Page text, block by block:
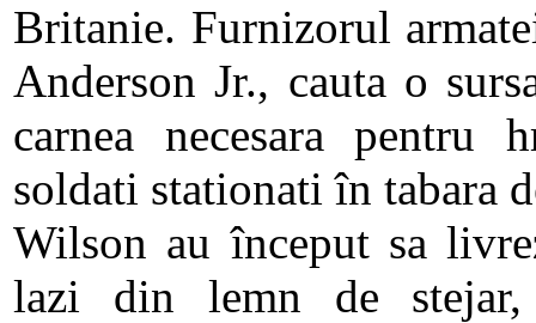
Britanie. Furnizorul
Anderson Jr., cauta o
carnea necesara pentru
soldati stationati în tabara
Wilson au început sa
lazi din lemn de